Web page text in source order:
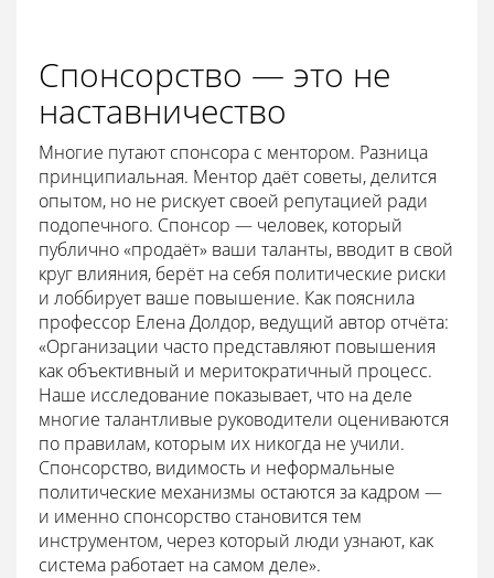
Спонсорство — это не
наставничество
Многие путают спонсора с ментором. Разница
принципиальная. Ментор даёт советы, делится
опытом, но не рискует своей репутацией ради
подопечного. Спонсор — человек, который
публично «продаёт» ваши таланты, вводит в свой
круг влияния, берёт на себя политические риски
и лоббирует ваше повышение. Как пояснила
профессор Елена Долдор, ведущий автор отчёта:
«Организации часто представляют повышения
как объективный и меритократичный процесс.
Наше исследование показывает, что на деле
многие талантливые руководители оцениваются
по правилам, которым их никогда не учили.
Спонсорство, видимость и неформальные
политические механизмы остаются за кадром —
и именно спонсорство становится тем
инструментом, через который люди узнают, как
система работает на самом деле».